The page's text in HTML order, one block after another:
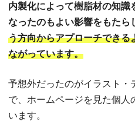
内製化によって樹脂材の知識
なったのもよい影響をもたら
う方向からアプローチできる
ながっています。
予想外だったのがイラスト・
で、ホームページを見た個人
います。